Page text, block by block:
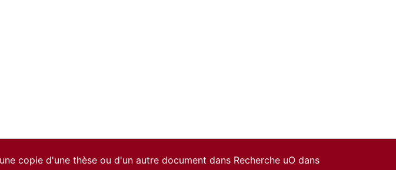
copie d'une thèse ou d'un autre document dans Recherche uO dans